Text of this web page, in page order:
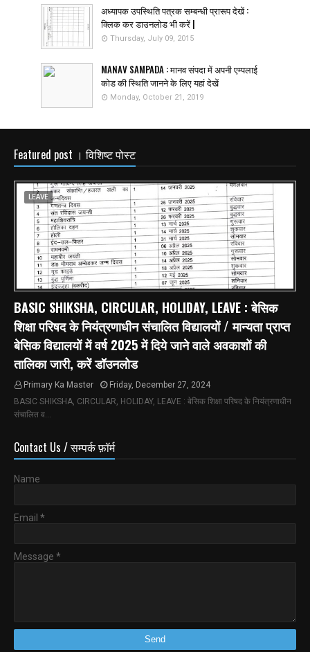
अध्यापक उपस्थिति पत्रक सम्बन्धी प्रारूप देखें :
क्लिक कर डाउनलोड भी करें |
Thursday, July 09, 2015
MANAV SAMPADA : मानव संपदा में अपनी एम्पलाई
कोड की स्थिति जानने के लिए यहां देखें
Monday, October 21, 2019
Featured post । विशिष्ट पोस्ट
LEAVE
BASIC SHIKSHA, CIRCULAR, HOLIDAY, LEAVE : बेसिक
शिक्षा परिषद के नियंत्रणाधीन संचालित विद्यालयों / मान्यता प्राप्त
बेसिक विद्यालयों में वर्ष 2025 में दिये जाने वाले अवकाशों की
तालिका जारी, करें डॉउनलोड
Primary Ka Master
Friday, December 27, 2024
BASIC SHIKSHA, CIRCULAR, HOLIDAY, LEAVE : बेसिक शिक्षा परिषद के नियंत्रणाधीन
संचालित व…
Contact Us / सम्पर्क फ़ॉर्म
Name
Email *
Message *